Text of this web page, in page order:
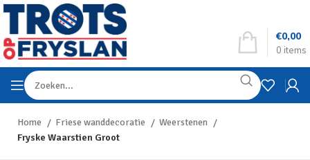
0 items
€0,00
Home Friese wanddecoratie
Weerstenen
Fryske Waarstien Groot